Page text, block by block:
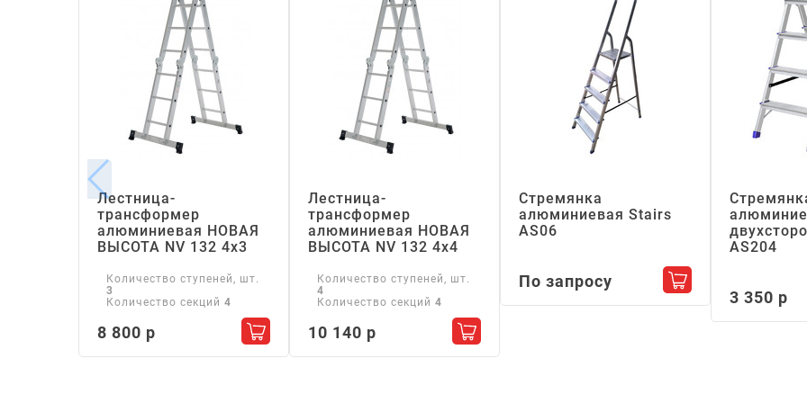
Лестница-
трансформер
алюминиевая НОВАЯ
ВЫСОТА NV 132 4х3
Количество ступеней, шт.
3
Количество секций 4
8 800 р Добавить в корзину
Лестница-
трансформер
алюминиевая НОВАЯ
ВЫСОТА NV 132 4х4
Количество ступеней, шт.
4
Количество секций 4
10 140 р Добавить в корзину
Стремянка
алюминиевая Stairs
АS06
По запросу Добавить в корзину
АS204
3 350 р